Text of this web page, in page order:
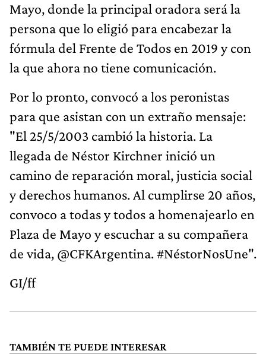
Mayo, donde la principal oradora será la
persona que lo eligió para encabezar la
fórmula del Frente de Todos en 2019 y con
la que ahora no tiene comunicación.
Por lo pronto, convocó a los peronistas
para que asistan con un extraño mensaje:
"El 25/5/2003 cambió la historia. La
llegada de Néstor Kirchner inició un
camino de reparación moral, justicia social
y derechos humanos. Al cumplirse 20 años,
convoco a todas y todos a homenajearlo en
Plaza de Mayo y escuchar a su compañera
de vida, @CFKArgentina. #NéstorNosUne".
GI/ff
TAMBIÉN TE PUEDE INTERESAR